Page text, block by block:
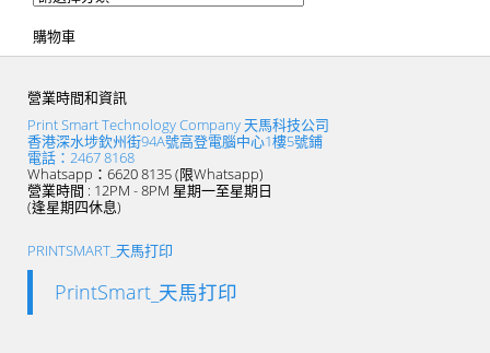
購物車
營業時間和資訊
Print Smart Technology Company 天馬科技公司
香港深水埗欽州街94A號高登電腦中心1樓5號鋪
電話：2467 8168
Whatsapp：6620 8135 (限Whatsapp)
營業時間 : 12PM - 8PM 星期一至星期日
(逢星期四休息)
PRINTSMART_天馬打印
PrintSmart_天馬打印